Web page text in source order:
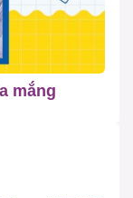
mắng